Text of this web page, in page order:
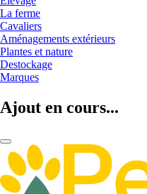
La ferme
Cavaliers
Aménagements extérieurs
Plantes et nature
Destockage
Marques
Ajout en cours...